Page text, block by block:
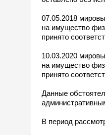
07.05.2018
на имущество
принято
10.03.2020
на имущество
принято
Данные
В период